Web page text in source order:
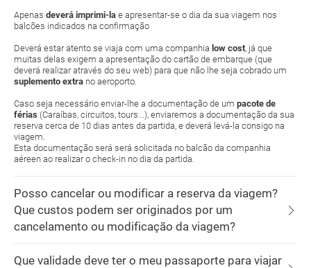
Apenas deverá imprimi-la e apresentar-se o dia da sua viagem nos
balcões indicados na confirmação
Deverá estar atento se viaja com uma companhia low cost, já que
muitas delas exigem a apresentação do cartão de embarque (que
deverá realizar através do seu web) para que não lhe seja cobrado um
suplemento extra no aeroporto.
Caso seja necessário enviar-lhe a documentação de um pacote de
férias (Caraíbas, circuitos, tours...), enviaremos a documentação da sua
reserva cerca de 10 dias antes da partida, e deverá levá-la consigo na
viagem.
Esta documentação será será solicitada no balcão da companhia
aéreen ao realizar o check-in no dia da partida.
Posso cancelar ou modificar a reserva da viagem?
Que custos podem ser originados por um
cancelamento ou modificação da viagem?
Que validade deve ter o meu passaporte para viajar